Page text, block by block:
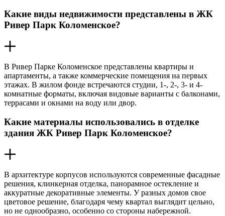
Какие виды недвижимости представлены в ЖК
Ривер Парк Коломенское?
В Ривер Парке Коломенское представлены квартиры и
апартаменты, а также коммерческие помещения на первых
этажах. В жилом фонде встречаются студии, 1-, 2-, 3- и 4-
комнатные форматы, включая видовые варианты с балконами,
террасами и окнами на воду или двор.
Какие материалы использовались в отделке
здания ЖК Ривер Парк Коломенское?
В архитектуре корпусов используются современные фасадные
решения, клинкерная отделка, панорамное остекление и
аккуратные декоративные элементы. У разных домов свое
цветовое решение, благодаря чему квартал выглядит цельно,
но не однообразно, особенно со стороны набережной.